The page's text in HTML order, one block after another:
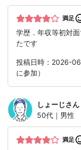
満足
学歴．年収等初対
たです
投稿日時：2026-
に参加）
しょーじさん
50代｜男性
満足